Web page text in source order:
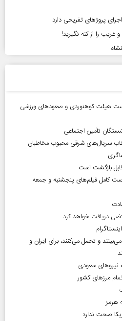
پروژهای تفریحی دارد
را از کنه نگیرید!
هیئت کوهنوردی و صعودهای ورزشی
تأمین اجتماعی
سریال‌های شرقی محبوب مخاطبان
بازگشت است
کامل فیلم‌های پنجشنبه و جمعه
دریافت خواهد کرد
و تحمل می‌کنند، برای ایران و
نیروهای سعودی
صحت ندارد